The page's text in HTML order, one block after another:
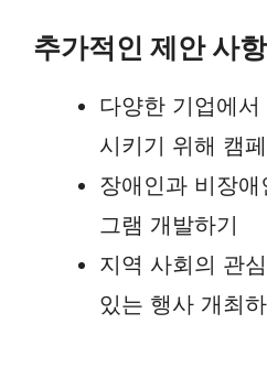
추가적인 제안 사항
다양한 기업에
시키기 위해 캠
장애인과 비장
그램 개발하기
지역 사회의 관
있는 행사 개최